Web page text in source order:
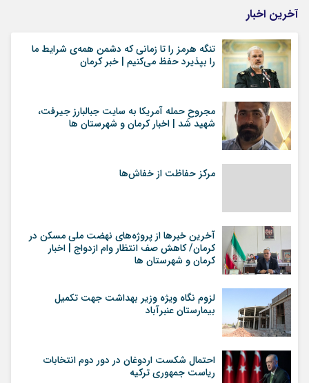
آخرین اخبار
تنگه هرمز را تا زمانی که دشمن همه‌ی شرایط ما
را بپذیرد حفظ می‌کنیم | خبر کرمان
مجروحِ حمله آمریکا به سایت جبالبارز جیرفت،
شهید شد | اخبار کرمان و شهرستان ها
مرکز حفاظت از خفاش‌ها
آخرین خبرها از پروژه‌های نهضت ملی مسکن در
کرمان/ کاهش صف انتظار وام ازدواج | اخبار
کرمان و شهرستان ها
لزوم نگاه ویژه وزیر بهداشت جهت تکمیل
بیمارستان عنبرآباد
احتمال شکست اردوغان در دور دوم انتخابات
ریاست جمهوری ترکیه